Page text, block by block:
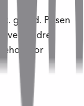
grund. Prisen
ved andre
for